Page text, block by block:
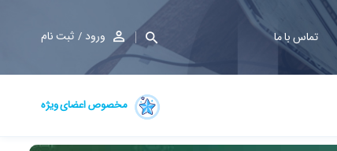
تماس با ما ورود ثبت نام
مخصوص اعضای ویژه